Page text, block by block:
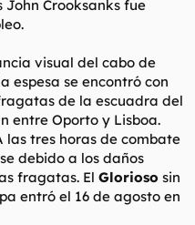
Crooksanks fue
visual del cabo de
espesa se encontró con
de la escuadra del
entre Oporto y Lisboa.
las tres horas de combate
debido a los daños
fragatas. El Glorioso sin
entró el 16 de agosto en